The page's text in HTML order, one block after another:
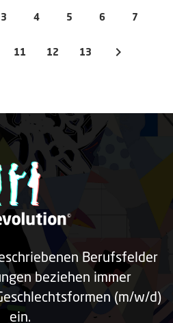
3 4 5 6 7
11 12 13
Berufsfelder
beziehen immer
(m/w/d)
ein.